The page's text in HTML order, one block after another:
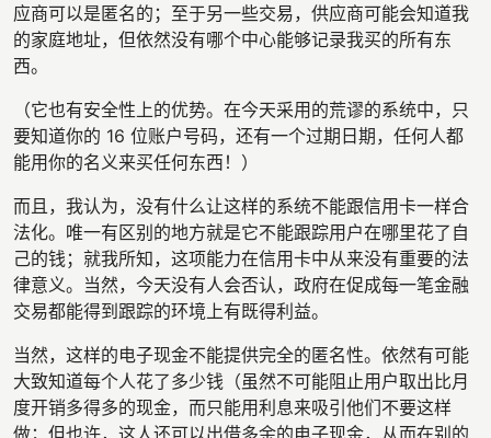
应商可以是匿名的；至于另一些交易，供应商可能会知道我
的家庭地址，但依然没有哪个中心能够记录我买的所有东
西。
（它也有安全性上的优势。在今天采用的荒谬的系统中，只
要知道你的 16 位账户号码，还有一个过期日期，任何人都
能用你的名义来买任何东西！）
而且，我认为，没有什么让这样的系统不能跟信用卡一样合
法化。唯一有区别的地方就是它不能跟踪用户在哪里花了自
己的钱；就我所知，这项能力在信用卡中从来没有重要的法
律意义。当然，今天没有人会否认，政府在促成每一笔金融
交易都能得到跟踪的环境上有既得利益。
当然，这样的电子现金不能提供完全的匿名性。依然有可能
大致知道每个人花了多少钱（虽然不可能阻止用户取出比月
度开销多得多的现金，而只能用利息来吸引他们不要这样
做；但也许，这人还可以出借多余的电子现金，从而在别的